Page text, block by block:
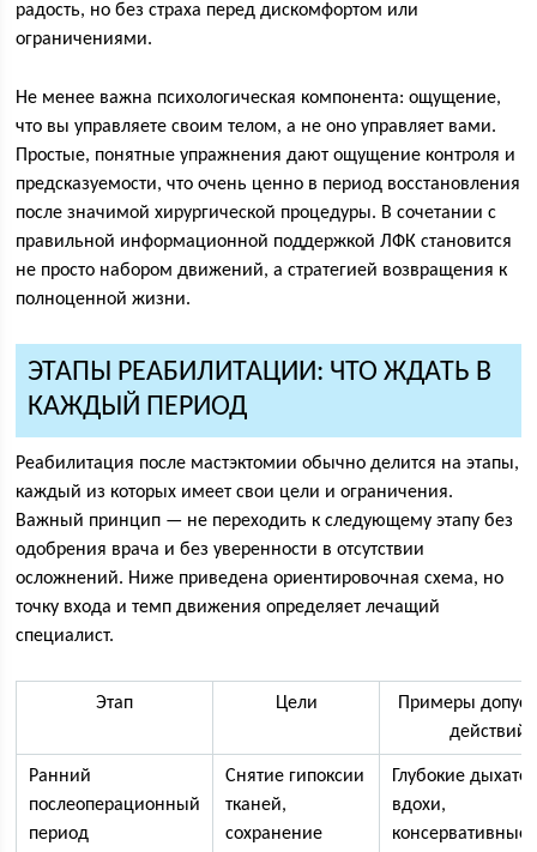
радость, но без страха перед дискомфортом или
ограничениями.
Не менее важна психологическая компонента: ощущение,
что вы управляете своим телом, а не оно управляет вами.
Простые, понятные упражнения дают ощущение контроля и
предсказуемости, что очень ценно в период восстановления
после значимой хирургической процедуры. В сочетании с
правильной информационной поддержкой ЛФК становится
не просто набором движений, а стратегией возвращения к
полноценной жизни.
ЭТАПЫ РЕАБИЛИТАЦИИ: ЧТО ЖДАТЬ В
КАЖДЫЙ ПЕРИОД
Реабилитация после мастэктомии обычно делится на этапы,
каждый из которых имеет свои цели и ограничения.
Важный принцип — не переходить к следующему этапу без
одобрения врача и без уверенности в отсутствии
осложнений. Ниже приведена ориентировочная схема, но
точку входа и темп движения определяет лечащий
специалист.
Этап Цели
Примеры
действий
Ранний
послеоперационный
период
Снятие гипоксии
тканей,
сохранение
Глубокие
вдохи,
консервативные